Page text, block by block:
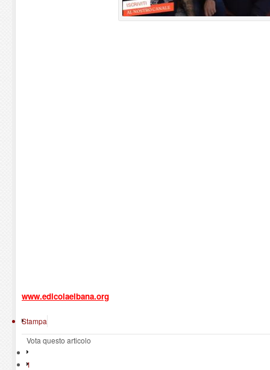
www.edicolaelbana.org
Stampa
Vota questo articolo
1